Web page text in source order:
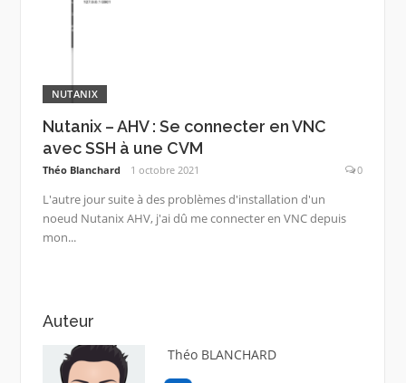
NUTANIX
Nutanix – AHV : Se connecter en VNC
avec SSH à une CVM
Théo Blanchard 1 octobre 2021 0
L'autre jour suite à des problèmes d'installation d'un
noeud Nutanix AHV, j'ai dû me connecter en VNC depuis
mon...
Auteur
Théo BLANCHARD